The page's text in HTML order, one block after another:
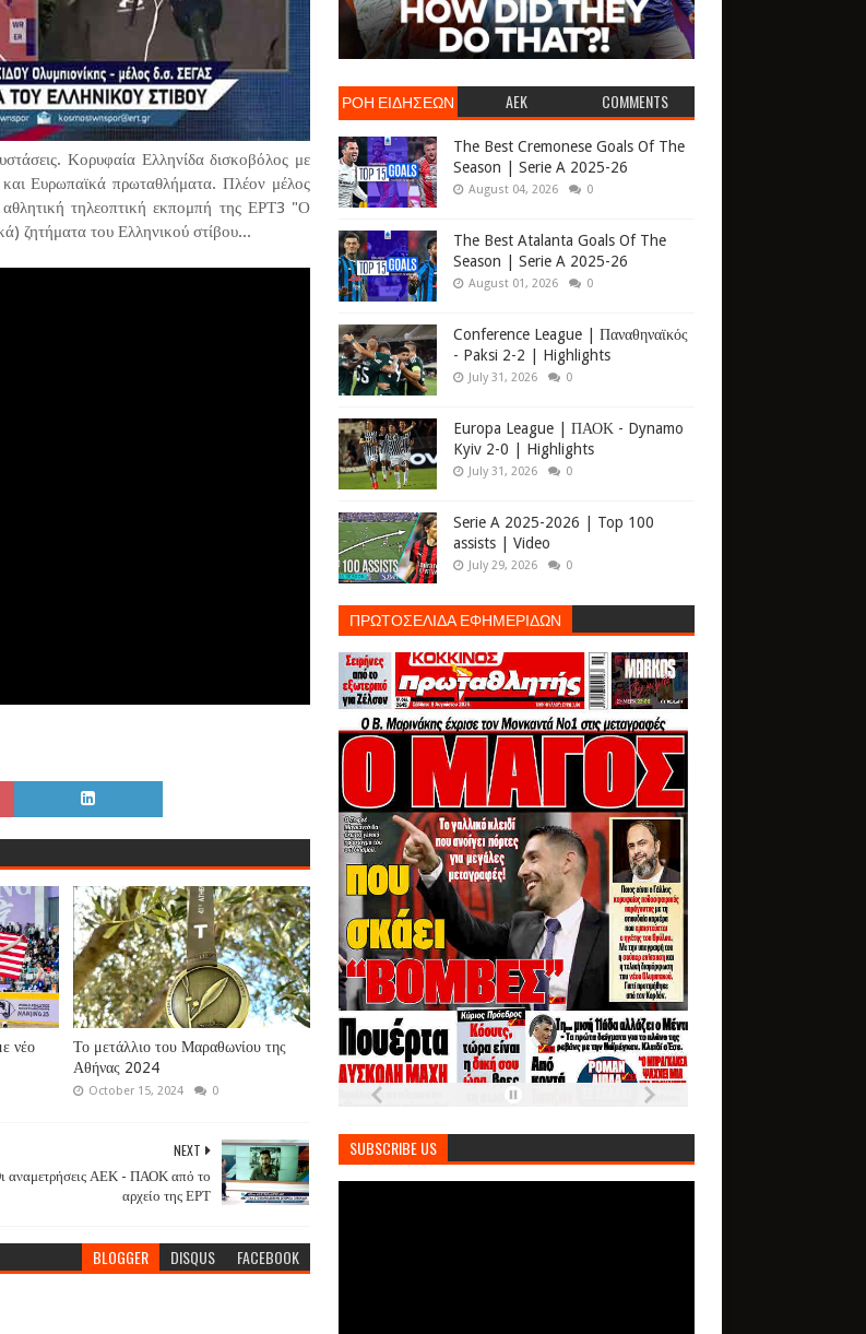
Κορυφαία Ελληνίδα δισκοβόλος με
Ευρωπαϊκά πρωταθλήματα. Πλέον μέλος
τηλεοπτική εκπομπή της ΕΡΤ3 "Ο
ζητήματα του Ελληνικού στίβου...
νέο
Το μετάλλιο του Μαραθωνίου της
Αθήνας 2024
October 15, 2024 0
NEXT
αναμετρήσεις ΑΕΚ - ΠΑΟΚ από το
αρχείο της ΕΡΤ
BLOGGER DISQUS FACEBOOK
ΡΟΗ ΕΙΔΗΣΕΩΝ AEK COMMENTS
The Best Cremonese Goals Of The
Season | Serie A 2025-26
August 04, 2026 0
The Best Atalanta Goals Of The
Season | Serie A 2025-26
August 01, 2026 0
Conference League | Παναθηναϊκός
- Paksi 2-2 | Highlights
July 31, 2026 0
Europa League | ΠΑΟΚ - Dynamo
Kyiv 2-0 | Highlights
July 31, 2026 0
Serie A 2025-2026 | Top 100
assists | Video
July 29, 2026 0
ΠΡΩΤΟΣΕΛΙΔΑ ΕΦΗΜΕΡΙΔΩΝ
SUBSCRIBE US